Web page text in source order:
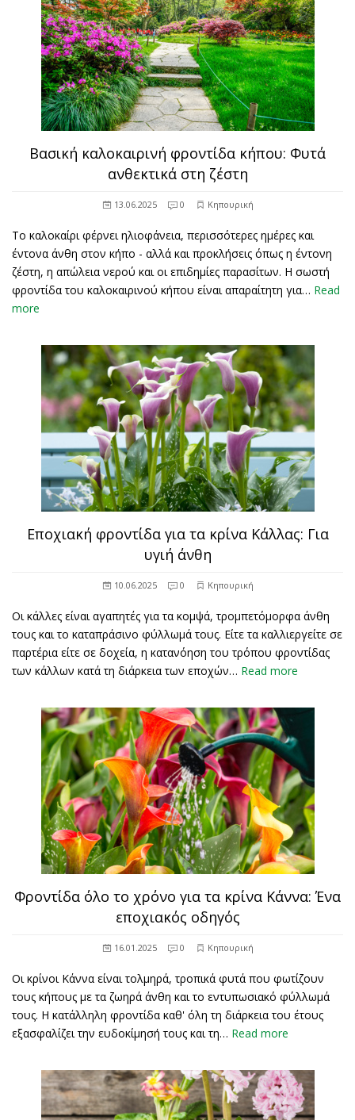
Βασική καλοκαιρινή φροντίδα κήπου: Φυτά
ανθεκτικά στη ζέστη
13.06.2025 0 Κηπουρική
Το καλοκαίρι φέρνει ηλιοφάνεια, περισσότερες ημέρες και
έντονα άνθη στον κήπο - αλλά και προκλήσεις όπως η έντονη
ζέστη, η απώλεια νερού και οι επιδημίες παρασίτων. Η σωστή
φροντίδα του καλοκαιρινού κήπου είναι απαραίτητη για… Read
more
Εποχιακή φροντίδα για τα κρίνα Κάλλας: Για
υγιή άνθη
10.06.2025 0 Κηπουρική
Οι κάλλες είναι αγαπητές για τα κομψά, τρομπετόμορφα άνθη
τους και το καταπράσινο φύλλωμά τους. Είτε τα καλλιεργείτε σε
παρτέρια είτε σε δοχεία, η κατανόηση του τρόπου φροντίδας
των κάλλων κατά τη διάρκεια των εποχών… Read more
Φροντίδα όλο το χρόνο για τα κρίνα Κάννα: Ένα
εποχιακός οδηγός
16.01.2025 0 Κηπουρική
Οι κρίνοι Κάννα είναι τολμηρά, τροπικά φυτά που φωτίζουν
τους κήπους με τα ζωηρά άνθη και το εντυπωσιακό φύλλωμά
τους. Η κατάλληλη φροντίδα καθ' όλη τη διάρκεια του έτους
εξασφαλίζει την ευδοκίμησή τους και τη… Read more